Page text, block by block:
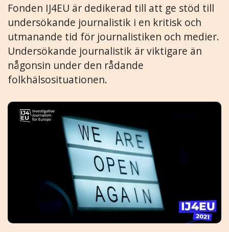
Fonden IJ4EU är dedikerad till att ge stöd till
undersökande journalistik i en kritisk och
utmanande tid för journalistiken och medier.
Undersökande journalistik är viktigare än
någonsin under den rådande
folkhälsosituationen.